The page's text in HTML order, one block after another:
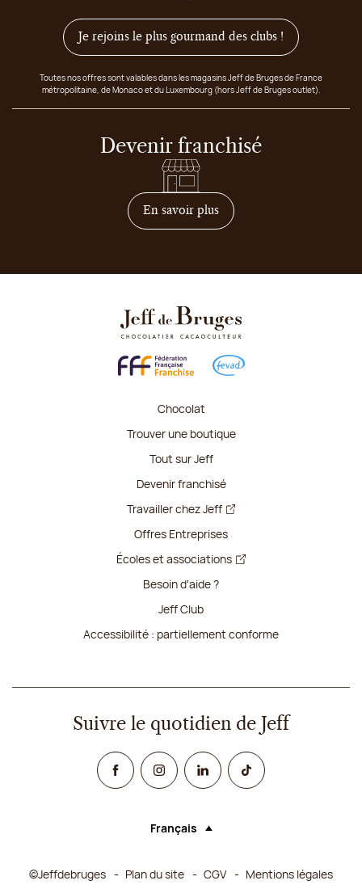
Je rejoins le plus gourmand des clubs !
Toutes nos offres sont valables dans les magasins Jeff de Bruges de France
métropolitaine, de Monaco et du Luxembourg (hors Jeff de Bruges outlet).
Devenir franchisé
En savoir plussur comment devenir
Chocolat
Trouver une boutique
Tout sur Jeff
Devenir franchisé
Travailler chez Jeff
Offres Entreprises
Écoles et associations
Besoin d'aide ?
Jeff Club
Accessibilité : partiellement conforme
Suivre le quotidien de Jeff
FacebookInstagramLinked InTikTok
Langue (sélectionner une option
Français
©Jeffdebruges Plan du site CGV Mentions légales